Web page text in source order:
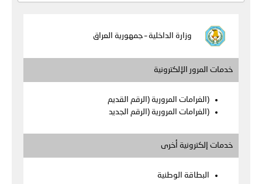
الإلكترونية
صور
وفيديو
مجلة
الأمانة
من
نحن
اتصل
وزارة الداخلية – جمهورية العراق
خدمات المرور الإلكترونية
(الغرامات المرورية (الرقم القديم
(الغرامات المرورية (الرقم الجديد
خدمات إلكترونية أخرى
البطاقة الوطنية